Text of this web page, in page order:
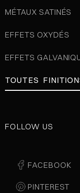
MÉTAUX SATINÉS
EFFETS OXYDÉS
EFFETS
TOUTES
FOLLOW US
FACEBOOK
PINTEREST